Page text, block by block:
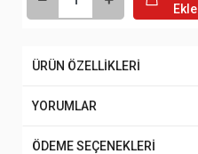
Ekle
ÜRÜN ÖZELLİKLERİ
YORUMLAR
ÖDEME SEÇENEKLERİ